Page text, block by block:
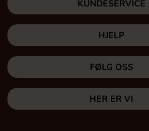
KUNDESERVICE
HJELP
FØLG OSS
HER ER VI